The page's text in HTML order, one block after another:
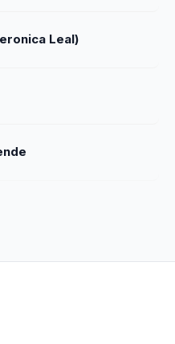
Leal)